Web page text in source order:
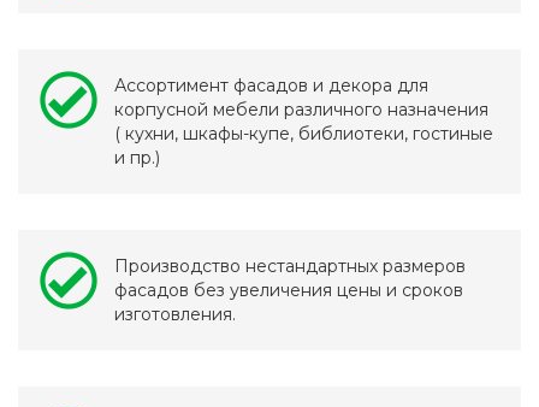
Ассортимент фасадов и декора для
корпусной мебели различного назначения
( кухни, шкафы-купе, библиотеки, гостиные
и пр.)
Производство нестандартных размеров
фасадов без увеличения цены и сроков
изготовления.